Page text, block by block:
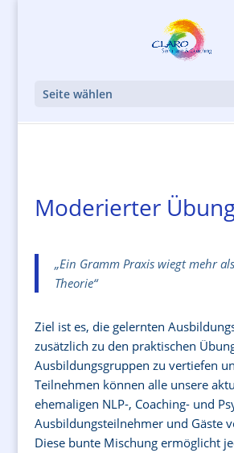
Seite wählen
Moderierter
„Ein Gramm Praxis wiegt mehr
Theorie“
Ziel ist es, die gelernten
zusätzlich zu den praktischen
Ausbildungsgruppen zu vertiefen
Teilnehmen können alle unsere
ehemaligen NLP-, Coaching- und
Ausbildungsteilnehmer und Gäste
Diese bunte Mischung ermöglicht